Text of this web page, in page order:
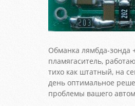
Обманка лямбда-зонда
пламягаситель,
тихо как штатный, на
день оптимальное
проблемы вашего